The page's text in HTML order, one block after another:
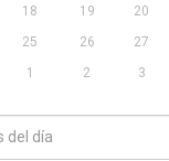
18 19 20
25 26 27
1 2 3